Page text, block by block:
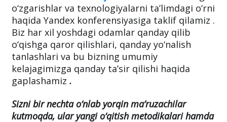
Umumiy Ma’lumotlar:
Online Yet Another Conference: Sizni ta’limdagi
o‘zgarishlar va texnologiyalarni ta’limdagi o‘rni
haqida Yandex konferensiyasiga taklif qilamiz .
Biz har xil yoshdagi odamlar qanday qilib
o‘qishga qaror qilishlari, qanday yo‘nalish
kelajagimizga qanday ta’sir qilishi haqida
gaplashamiz.